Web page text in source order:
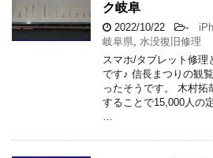
ク岐阜
2022/10/22 -
岐阜県, 水没復旧修理
スマホ/タブレット修理
です♪ 信長まつりの観
ったそうです。 木村
することで15,000人の
…